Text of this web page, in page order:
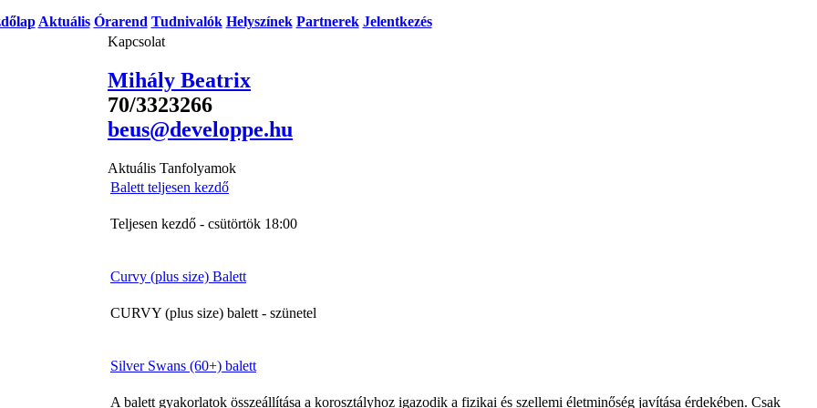
Aktuális Órarend Tudnivalók Helyszínek Partnerek Jelentkezés
Kapcsolat
Mihály Beatrix
70/3323266
beus@developpe.hu
Aktuális Tanfolyamok
Balett teljesen kezdő
Teljesen kezdő - csütörtök 18:00
Curvy (plus size) Balett
CURVY (plus size) balett - szünetel
Silver Swans (60+) balett
A balett gyakorlatok összeállítása a korosztályhoz igazodik a fizikai és szellemi életminőség javítása érdekében. Csak